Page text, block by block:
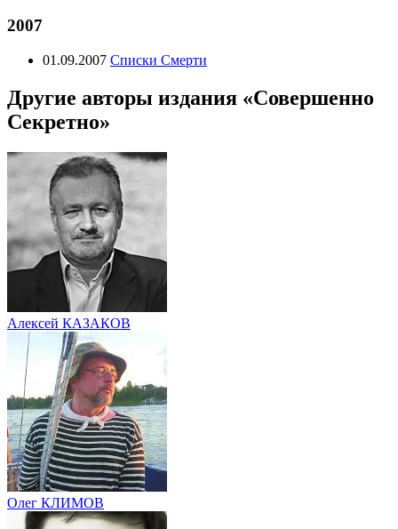
2007
01.09.2007 Списки Смерти
Другие авторы издания «Совершенно
Секретно»
Алексей КАЗАКОВ
Олег КЛИМОВ